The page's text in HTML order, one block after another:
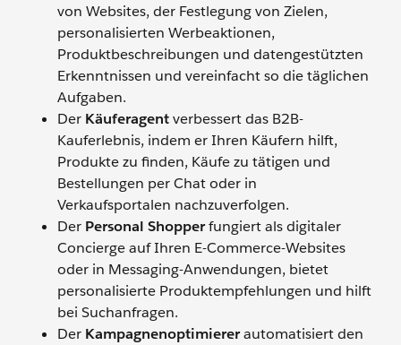
von Websites, der Festlegung von Zielen,
personalisierten Werbeaktionen,
Produktbeschreibungen und datengestützten
Erkenntnissen und vereinfacht so die täglichen
Aufgaben.
Der Käuferagentverbessert das B2B-
Kauferlebnis, indem er Ihren Käufern hilft,
Produkte zu finden, Käufe zu tätigen und
Bestellungen per Chat oder in
Verkaufsportalen nachzuverfolgen.
Der Personal Shopperfungiert als digitaler
Concierge auf Ihren E-Commerce-Websites
oder in Messaging-Anwendungen, bietet
personalisierte Produktempfehlungen und hilft
bei Suchanfragen.
Der Kampagnenoptimiererautomatisiert den